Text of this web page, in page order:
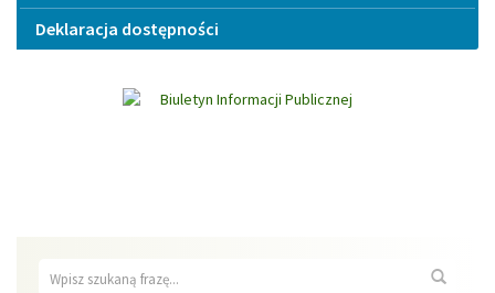
Deklaracja dostępności
Wyszukiwarka